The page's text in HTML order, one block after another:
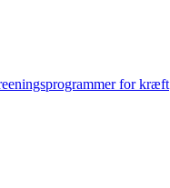
for kræft